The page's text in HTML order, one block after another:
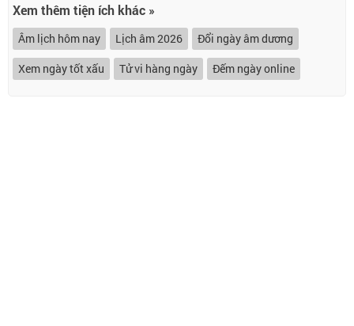
Xem thêm tiện ích khác »
Âm lịch hôm nay Lịch âm 2026
Đổi ngày âm dương
Xem ngày tốt xấu
Tử vi hàng ngày Đếm ngày online